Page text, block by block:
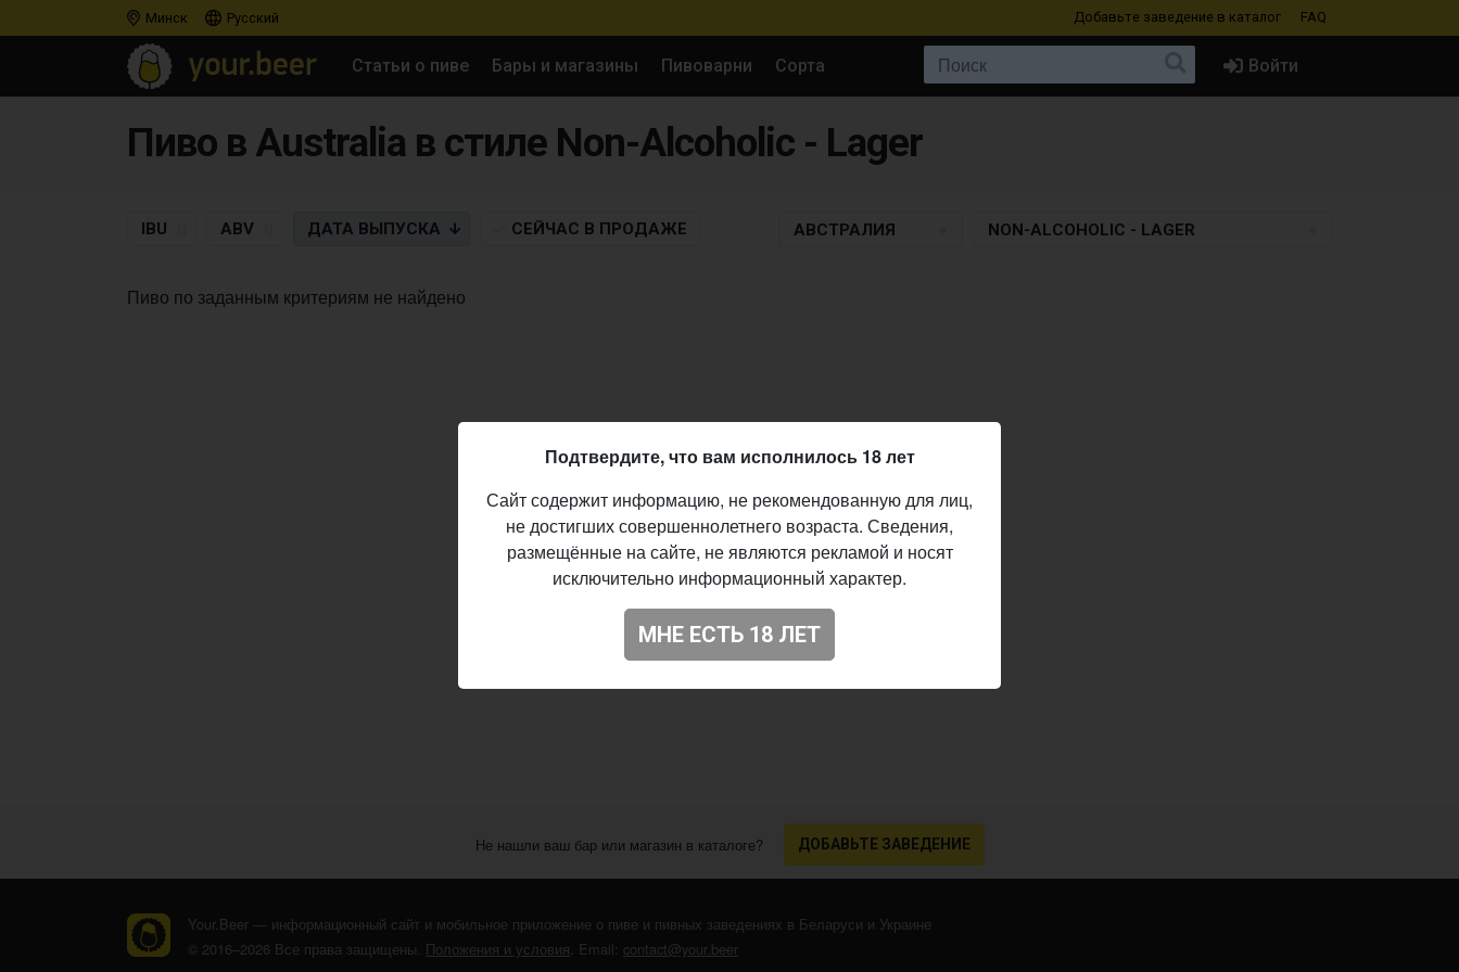
Минск Русский Добавьте заведение в каталог FAQ
Статьи о пиве Бары и магазины Пивоварни Сорта Войти
Пиво в Australia в стиле Non-Alcoholic - Lager
IBU ABV ДАТА ВЫПУСКА СЕЙЧАС В ПРОДАЖЕ АВСТРАЛИЯ NON-ALCOHOLIC - LAGER
Пиво по заданным критериям не найдено
Не нашли ваш бар или магазин в каталоге? ДОБАВЬТЕ ЗАВЕДЕНИЕ
Your.Beer — информационный сайт и мобильное приложение о пиве и пивных заведениях в Беларуси и Украине
© 2016–2026 Все права защищены. Положения и условия. Email: contact@your.beer
Подтвердите, что вам исполнилось 18 лет
Сайт содержит информацию, не рекомендованную для лиц,
не достигших совершеннолетнего возраста. Сведения,
размещённые на сайте, не являются рекламой и носят
исключительно информационный характер.
МНЕ ЕСТЬ 18 ЛЕТ